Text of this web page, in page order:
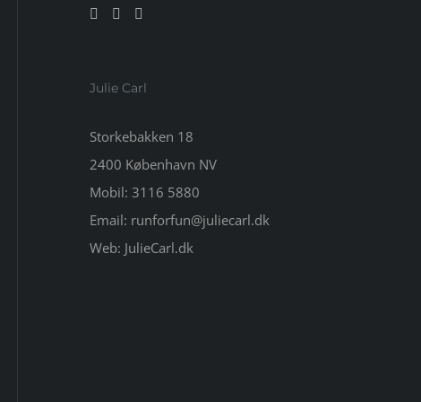
Julie Carl
Storkebakken 18
2400 København NV
Mobil: 3116 5880
Email: runforfun@juliecarl.dk
Web: JulieCarl.dk